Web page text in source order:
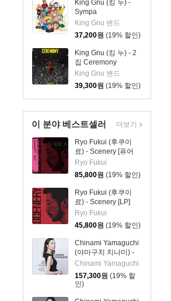
King Gnu (킹 누) -
Sympa
King Gnu 밴드
37,200원 (19% 할인)
King Gnu (킹 누) - 2
집 Ceremony
King Gnu 밴드
39,300원 (19% 할인)
이 분야 베스트셀러
Ryo Fukui (후쿠이
료) - Scenery [퓨어
컬러 LP]
Ryo Fukui
85,800원 (19% 할인)
Ryo Fukui (후쿠이
료) - Scenery [LP]
Ryo Fukui
45,800원 (19% 할인)
Chinami Yamaguchi
(야마구치 치나미) -
Live at Kasumicho
Ongakudo [2LP]
Chinami Yamaguchi
157,300원 (19% 할
인)
더보기